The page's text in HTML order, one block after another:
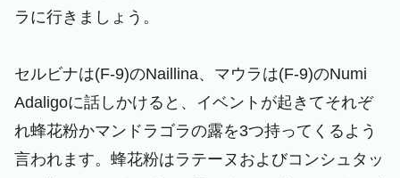
ラに行きましょう。
セルビナは(F-9)のNaillina、マウラは(F-9)のNumi
Adaligoに話しかけると、イベントが起きてそれぞ
れ蜂花粉かマンドラゴラの露を3つ持ってくるよう
言われます。蜂花粉はラテーヌおよびコンシュタッ